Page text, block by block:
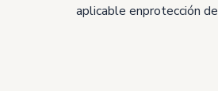
aplicable enprotección